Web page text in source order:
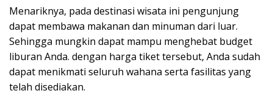
Menariknya, pada destinasi wisata ini pengunjung
dapat membawa makanan dan minuman dari luar.
Sehingga mungkin dapat mampu menghebat budget
liburan Anda. dengan harga tiket tersebut, Anda sudah
dapat menikmati seluruh wahana serta fasilitas yang
telah disediakan.